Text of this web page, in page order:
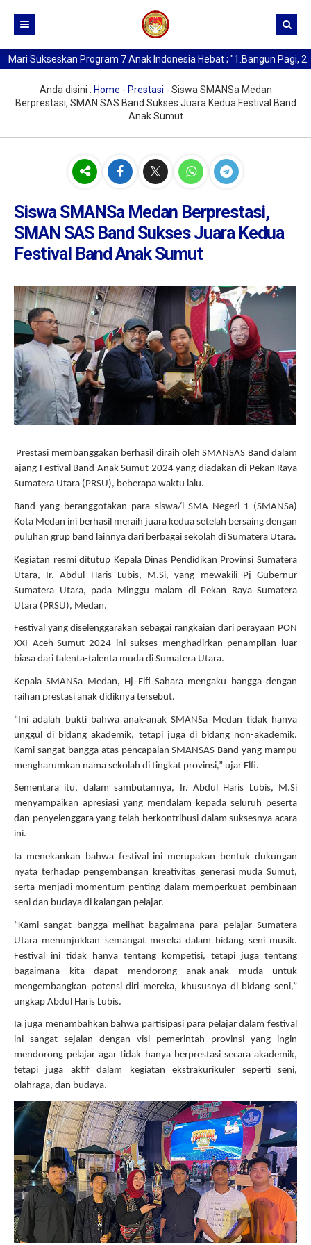
Beranda
Kurikulum
Profil SMA Negeri 1 Medan
Sejarah Berdirinya SMAN 1 Medan
Kata Sambutan Kepala Sekolah
Profil Kepala Sekolah
Buat Kartu Pelajar
Sukseskan Program 7 Anak Indonesia Hebat ; "1.Bangun Pagi, 2.
Anda disini : Home - Prestasi - Siswa SMANSa Medan
Berprestasi, SMAN SAS Band Sukses Juara Kedua Festival Band
Anak Sumut
Siswa SMANSa Medan Berprestasi,
SMAN SAS Band Sukses Juara Kedua
Festival Band Anak Sumut
Prestasi membanggakan berhasil diraih oleh SMANSAS Band dalam
ajang Festival Band Anak Sumut 2024 yang diadakan di Pekan Raya
Sumatera Utara (PRSU), beberapa waktu lalu.
Band yang beranggotakan para siswa/i SMA Negeri 1 (SMANSa)
Kota Medan ini berhasil meraih juara kedua setelah bersaing dengan
puluhan grup band lainnya dari berbagai sekolah di Sumatera Utara.
Kegiatan resmi ditutup Kepala Dinas Pendidikan Provinsi Sumatera
Utara, Ir. Abdul Haris Lubis, M.Si, yang mewakili Pj Gubernur
Sumatera Utara, pada Minggu malam di Pekan Raya Sumatera
Utara (PRSU), Medan.
Festival yang diselenggarakan sebagai rangkaian dari perayaan PON
XXI Aceh-Sumut 2024 ini sukses menghadirkan penampilan luar
biasa dari talenta-talenta muda di Sumatera Utara.
Kepala SMANSa Medan, Hj Elfi Sahara mengaku bangga dengan
raihan prestasi anak didiknya tersebut.
“Ini adalah bukti bahwa anak-anak SMANSa Medan tidak hanya
unggul di bidang akademik, tetapi juga di bidang non-akademik.
Kami sangat bangga atas pencapaian SMANSAS Band yang mampu
mengharumkan nama sekolah di tingkat provinsi,” ujar Elfi.
Sementara itu, dalam sambutannya, Ir. Abdul Haris Lubis, M.Si
menyampaikan apresiasi yang mendalam kepada seluruh peserta
dan penyelenggara yang telah berkontribusi dalam suksesnya acara
ini.
Ia menekankan bahwa festival ini merupakan bentuk dukungan
nyata terhadap pengembangan kreativitas generasi muda Sumut,
serta menjadi momentum penting dalam memperkuat pembinaan
seni dan budaya di kalangan pelajar.
“Kami sangat bangga melihat bagaimana para pelajar Sumatera
Utara menunjukkan semangat mereka dalam bidang seni musik.
Festival ini tidak hanya tentang kompetisi, tetapi juga tentang
bagaimana kita dapat mendorong anak-anak muda untuk
mengembangkan potensi diri mereka, khususnya di bidang seni,”
ungkap Abdul Haris Lubis.
Ia juga menambahkan bahwa partisipasi para pelajar dalam festival
ini sangat sejalan dengan visi pemerintah provinsi yang ingin
mendorong pelajar agar tidak hanya berprestasi secara akademik,
tetapi juga aktif dalam kegiatan ekstrakurikuler seperti seni,
olahraga, dan budaya.